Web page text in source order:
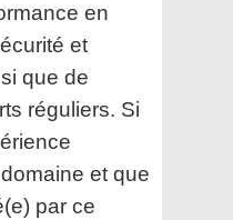
en
et
que de
réguliers. Si
et que
par ce